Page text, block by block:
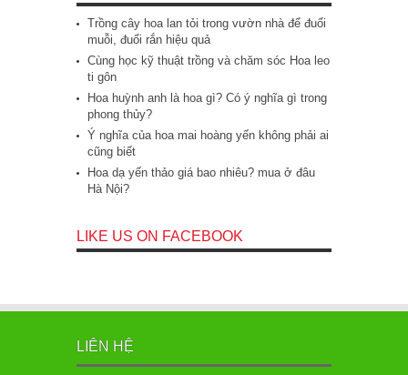
Trồng cây hoa lan tỏi trong vườn nhà để đuổi
muỗi, đuổi rắn hiệu quả
Cùng học kỹ thuật trồng và chăm sóc Hoa leo
ti gôn
Hoa huỳnh anh là hoa gì? Có ý nghĩa gì trong
phong thủy?
Ý nghĩa của hoa mai hoàng yến không phải ai
cũng biết
Hoa dạ yến thảo giá bao nhiêu? mua ở đâu
Hà Nội?
LIKE US ON FACEBOOK
LIÊN HỆ